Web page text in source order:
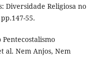
Diversidade Religiosa no
55.
Pentecostalismo
al. Nem Anjos, Nem